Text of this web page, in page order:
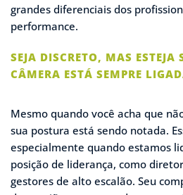
grandes diferenciais dos
performance.
SEJA DISCRETO, MAS ESTEJA
CÂMERA ESTÁ SEMPRE
Mesmo quando você acha que
sua postura está sendo notada.
especialmente quando estamos
posição de liderança, como
gestores de alto escalão. Seu